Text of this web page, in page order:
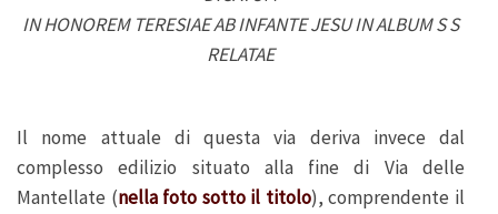
IN HONOREM TERESIAE AB INFANTE JESU IN ALBUM S S
RELATAE
Il nome attuale di questa via deriva invece dal
complesso edilizio situato alla fine di Via delle
Mantellate (nella foto sotto il titolo), comprendente il